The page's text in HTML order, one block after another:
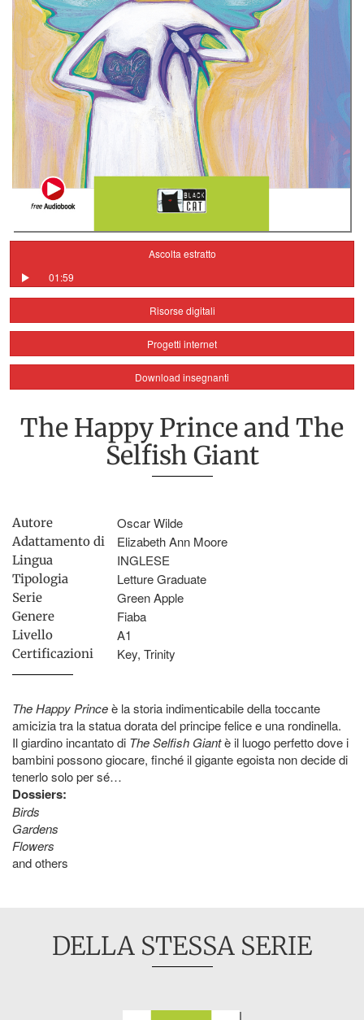
Ascolta estratto
01:59
Risorse digitali
Progetti internet
Download insegnanti
The Happy Prince and The
Selfish Giant
Autore Oscar Wilde
Adattamento di Elizabeth Ann Moore
Lingua INGLESE
Tipologia Letture Graduate
Serie Green Apple
Genere Fiaba
Livello A1
Certificazioni Key, Trinity
The Happy Princeè la storia indimenticabile della toccante
amicizia tra la statua dorata del principe felice e una rondinella.
Il giardino incantato di The Selfish Giantè il luogo perfetto dove i
bambini possono giocare, finché il gigante egoista non decide di
tenerlo solo per sé…
Dossiers:
Birds
Gardens
Flowers
and others
DELLA STESSA SERIE